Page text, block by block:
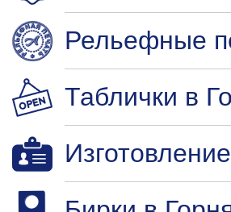
Рельефные
Таблички в